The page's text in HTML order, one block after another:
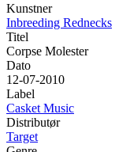
Kunstner
Inbreeding Rednecks
Titel
Corpse Molester
Dato
12-07-2010
Label
Casket Music
Distributør
Target